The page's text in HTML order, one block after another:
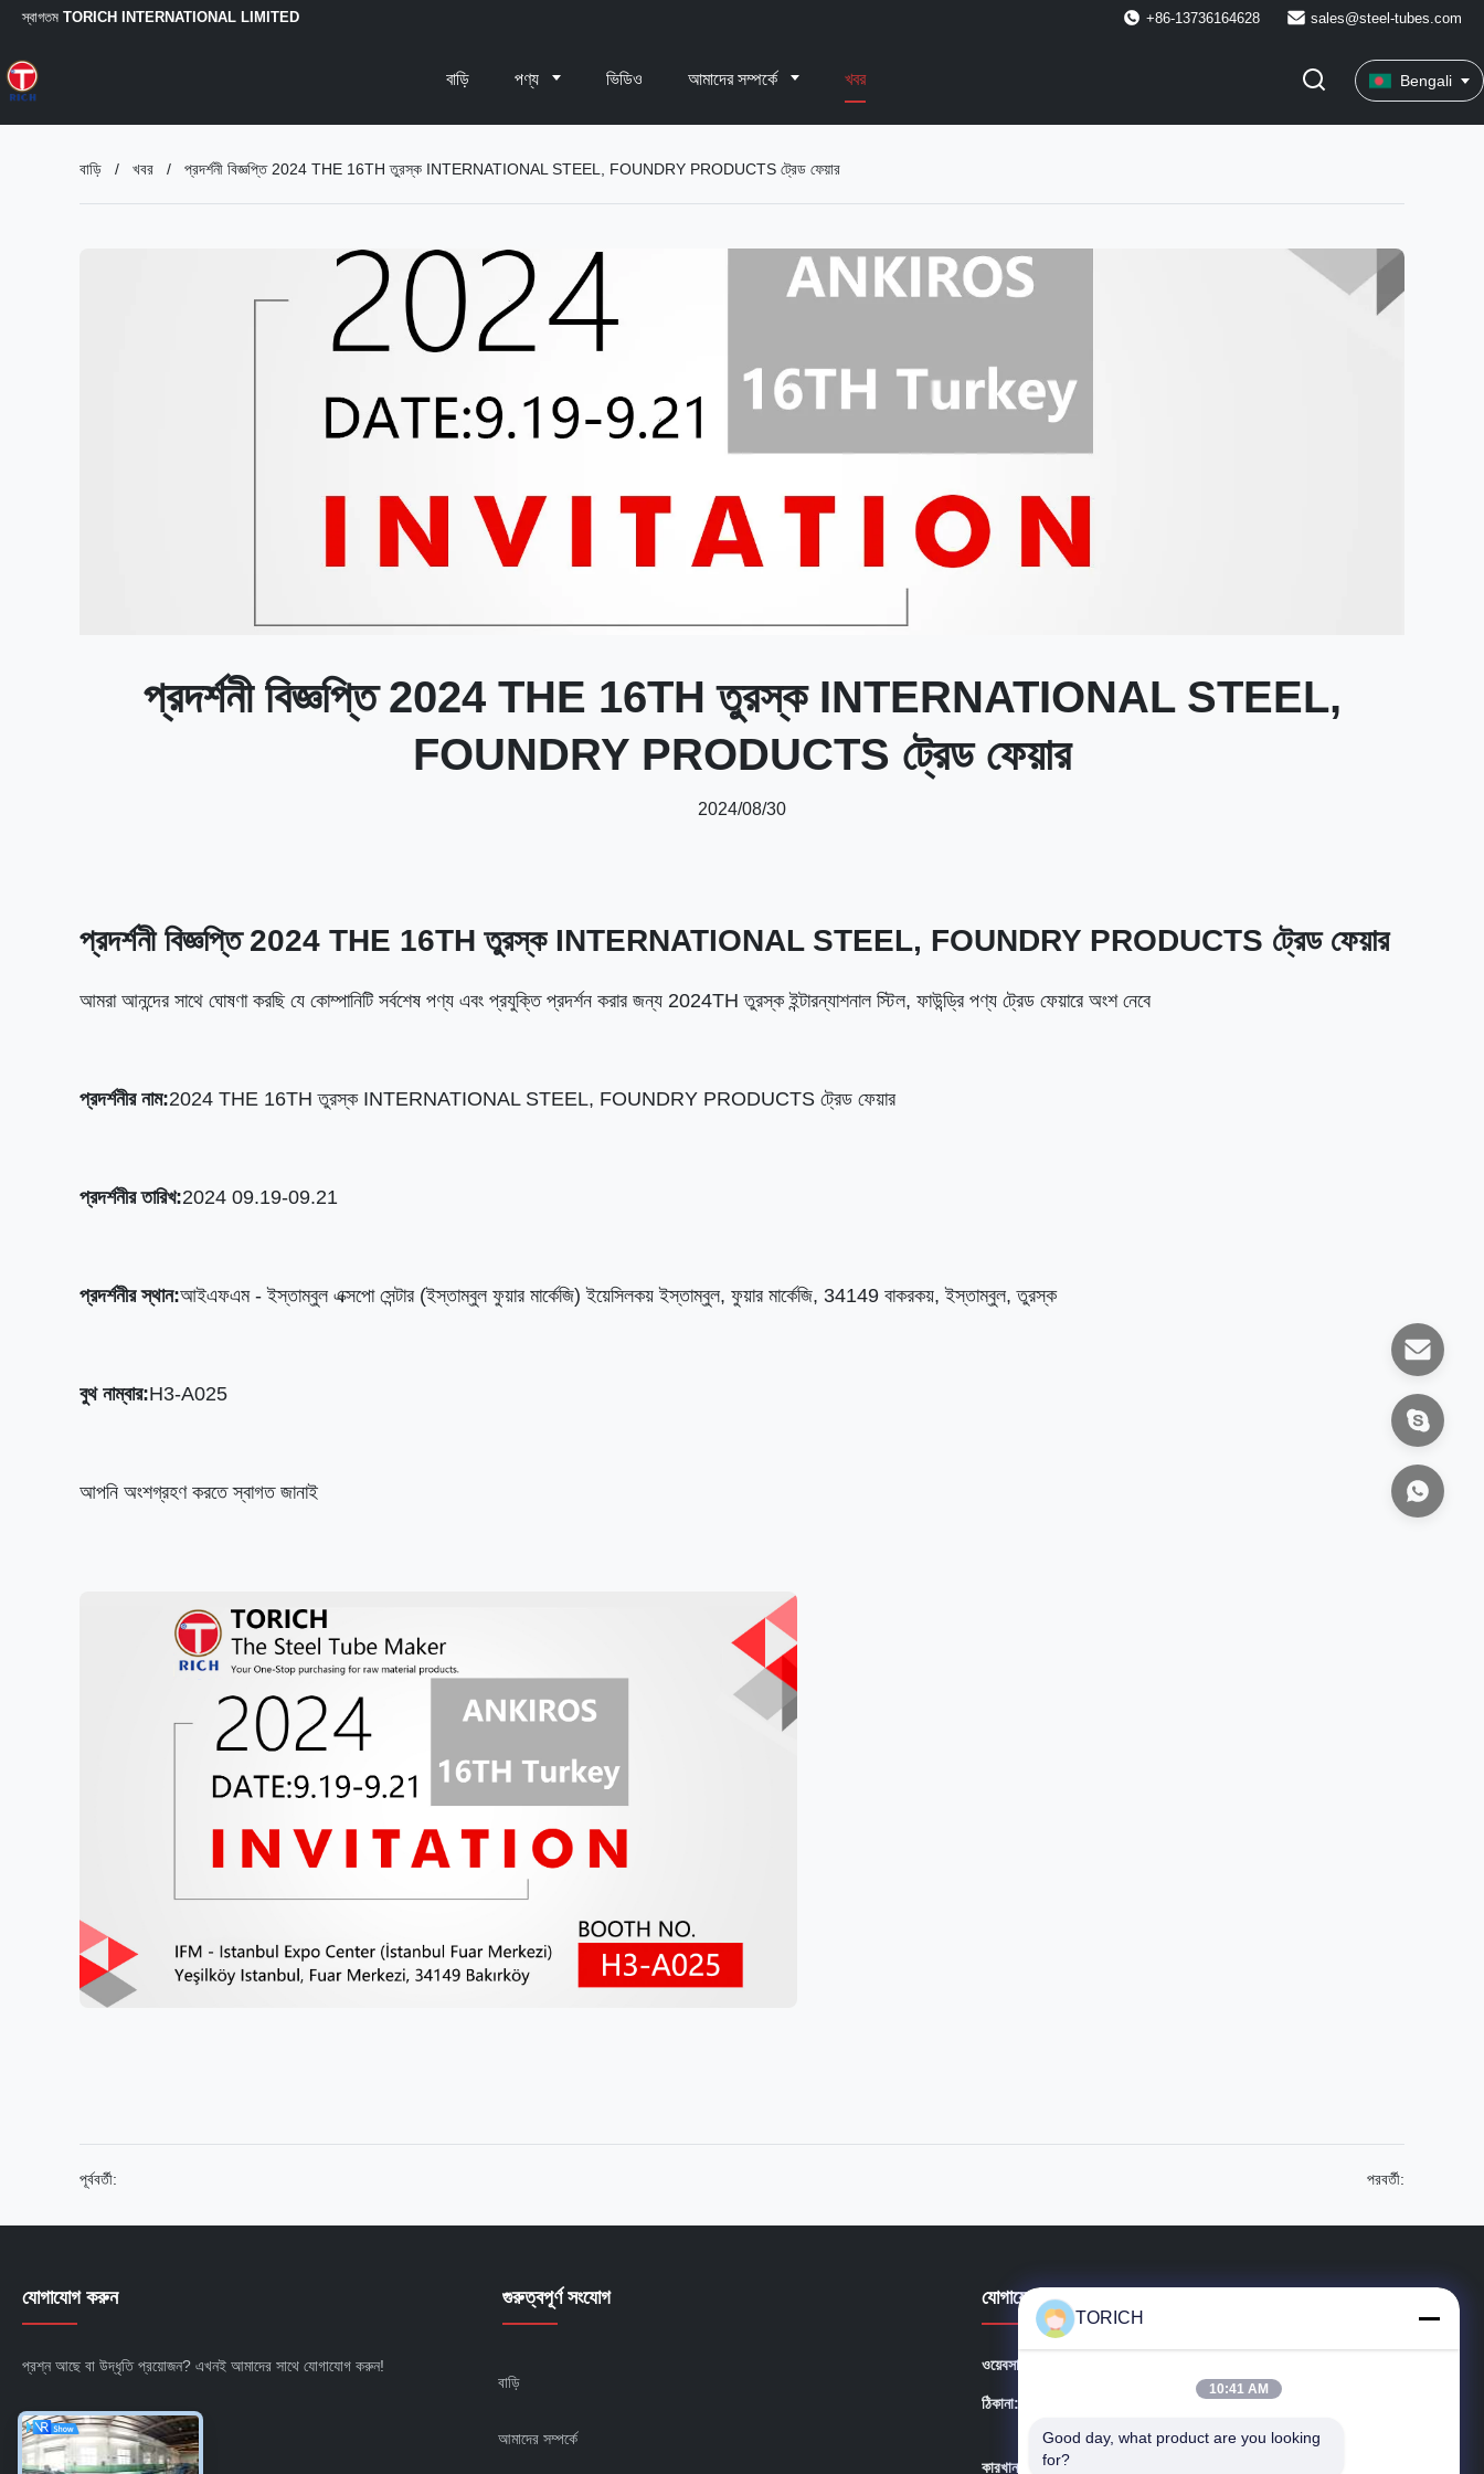
স্বাগতম TORICH INTERNATIONAL LIMITED +86-13736164628 sales@steel-tubes.com
বাড়ি পণ্য ভিডিও আমাদের সম্পর্কে খবর Bengali
বাড়ি / খবর / প্রদর্শনী বিজ্ঞপ্তি 2024 THE 16TH তুরস্ক INTERNATIONAL STEEL, FOUNDRY PRODUCTS ট্রেড ফেয়ার
প্রদর্শনী বিজ্ঞপ্তি 2024 THE 16TH তুরস্ক INTERNATIONAL STEEL,
FOUNDRY PRODUCTS ট্রেড ফেয়ার
2024/08/30
প্রদর্শনী বিজ্ঞপ্তি 2024 THE 16TH তুরস্ক INTERNATIONAL STEEL, FOUNDRY PRODUCTS ট্রেড ফেয়ার
আমরা আনন্দের সাথে ঘোষণা করছি যে কোম্পানিটি সর্বশেষ পণ্য এবং প্রযুক্তি প্রদর্শন করার জন্য 2024TH তুরস্ক ইন্টারন্যাশনাল স্টিল, ফাউন্ড্রি পণ্য ট্রেড ফেয়ারে অংশ নেবে
প্রদর্শনীর নাম:2024 THE 16TH তুরস্ক INTERNATIONAL STEEL, FOUNDRY PRODUCTS ট্রেড ফেয়ার
প্রদর্শনীর তারিখ:2024 09.19-09.21
প্রদর্শনীর স্থান:আইএফএম - ইস্তাম্বুল এক্সপো সেন্টার (ইস্তাম্বুল ফুয়ার মার্কেজি) ইয়েসিলকয় ইস্তাম্বুল, ফুয়ার মার্কেজি, 34149 বাকরকয়, ইস্তাম্বুল, তুরস্ক
বুথ নাম্বার:H3-A025
আপনি অংশগ্রহণ করতে স্বাগত জানাই
পূর্ববর্তী: পরবর্তী:
যোগাযোগ করুন
প্রশ্ন আছে বা উদ্ধৃতি প্রয়োজন? এখনই আমাদের সাথে যোগাযোগ করুন!
এখনই জিজ্ঞাসা করুন
গুরুত্বপূর্ণ সংযোগ
বাড়ি
আমাদের সম্পর্কে
যোগাযোগের বিবরণ
ওয়েবসাইট:
ঠিকানা:
সুইট ১৬০৪-৩, হংগান প্লাজা, #২৫৮ ডাই ইউয়ান রোড, ইয়াংঝু জেলা, নিংবো
শহর, চীন
কারখানা:
TORICH
10:41 AM
Good day, what product are you looking
for?